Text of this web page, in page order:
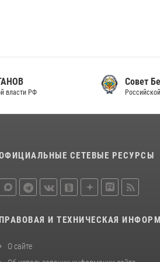
Совет
Российской Федерации
СЕТЕВЫЕ РЕСУРСЫ
ПРАВОВАЯ И ТЕХНИЧЕСКАЯ
О сайте